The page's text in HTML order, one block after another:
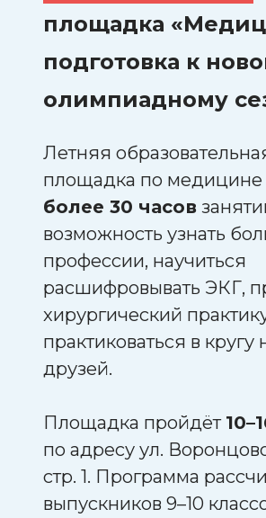
площадка
подготовка к
олимпиадному
Летняя
площадка по медицине
более 30 часов
возможность узнать
профессии, научиться
расшифровывать ЭКГ,
хирургический
практиковаться в кругу
друзей.
Площадка пройдёт
по адресу ул.
стр. 1. Программа
выпускников 9–10